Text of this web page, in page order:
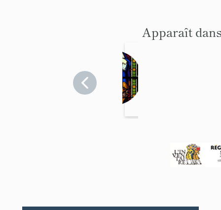
Apparaît
la-Vierge
Champsaur